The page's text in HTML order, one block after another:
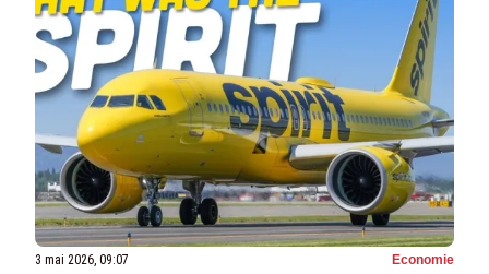
3 mai 2026, 09:07 Economie